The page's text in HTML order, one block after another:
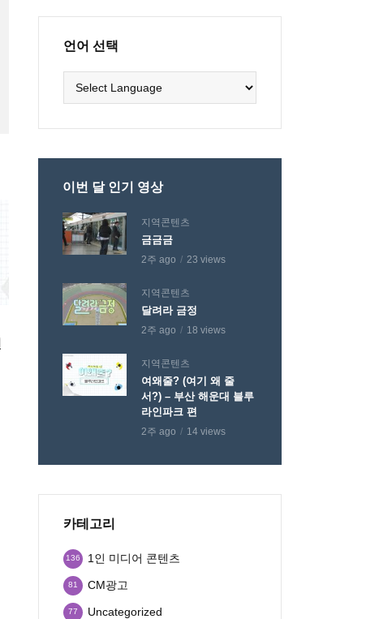
언어 선택
이번 달 인기 영상
지역콘텐츠
금금금
2주 ago 23 views
지역콘텐츠
달려라 금정
2주 ago 18 views
지역콘텐츠
여왜줄? (여기 왜 줄
서?) – 부산 해운대 블루
라인파크 편
2주 ago 14 views
카테고리
1인 미디어 콘텐츠
136
CM광고
81
Uncategorized
77